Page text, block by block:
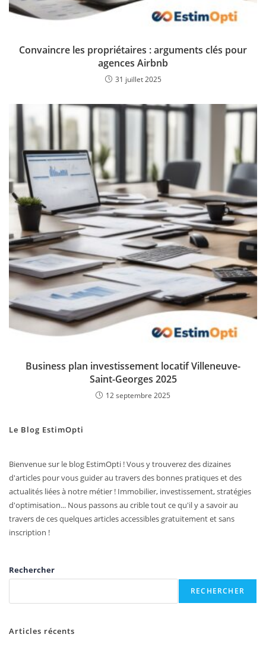
Convaincre les propriétaires : arguments clés pour
agences Airbnb
31 juillet 2025
Business plan investissement locatif Villeneuve-
Saint-Georges 2025
12 septembre 2025
Le Blog EstimOpti
Bienvenue sur le blog EstimOpti ! Vous y trouverez des dizaines
d'articles pour vous guider au travers des bonnes pratiques et des
actualités liées à notre métier ! Immobilier, investissement, stratégies
d'optimisation... Nous passons au crible tout ce qu'il y a savoir au
travers de ces quelques articles accessibles gratuitement et sans
inscription !
Rechercher
RECHERCHER
Articles récents